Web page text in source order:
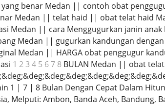
benar Medan || contoh obat
Medan || telat haid || obat telat haid
Medan || cara Menggugurkan janin
Medan || gugurkan kandungan
Medan || HARGA obat penggugur
1 2 3 4 5 6 7 8BULAN Medan || obat
1 | 7 | 8 Bulan Dengan Cepat Dalam
Melputi: Ambon, Banda Aceh, Bandung,